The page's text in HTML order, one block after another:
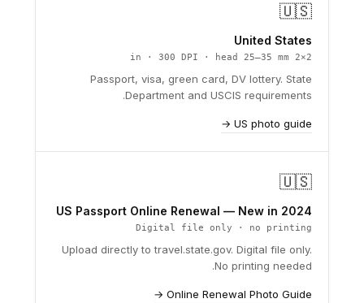
🇺🇸
United States
Passport, visa, green card, DV lottery. State
Department and USCIS requirements.
US photo guide →
🇺🇸
US Passport Online Renewal — New in 2024
Digital file only · no printing
Upload directly to travel.state.gov. Digital file only.
No printing needed.
Online Renewal Photo Guide →